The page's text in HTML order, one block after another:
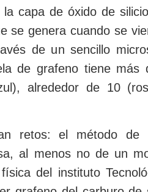
capa de óxido de
se genera cuando se
de un sencillo
de grafeno tiene más
alrededor de 10
retos: el método
al menos no de un
del instituto